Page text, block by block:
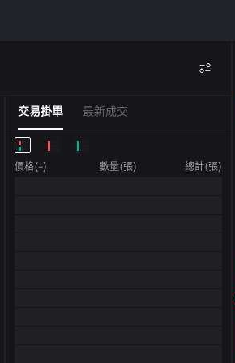
交易掛單 最新成交
價格(--) 數量(張) 總計(張)